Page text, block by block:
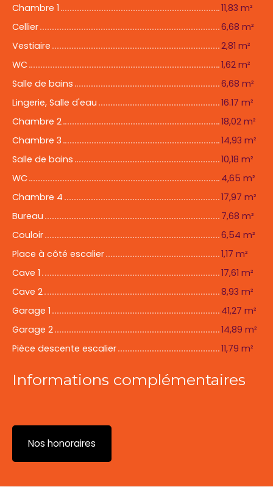
Chambre 1
11,83 m²
Cellier
6,68 m²
Vestiaire
2,81 m²
WC
1,62 m²
Salle de bains
6,68 m²
Lingerie, Salle d'eau
16.17 m²
Chambre 2
18,02 m²
Chambre 3
14,93 m²
Salle de bains
10,18 m²
WC
4,65 m²
Chambre 4
17,97 m²
Bureau
7,68 m²
Couloir
6,54 m²
Place à côté escalier
1,17 m²
Cave 1
17,61 m²
Cave 2
8,93 m²
Garage 1
41,27 m²
Garage 2
14,89 m²
Pièce descente escalier
11,79 m²
Informations complémentaires
Nos honoraires